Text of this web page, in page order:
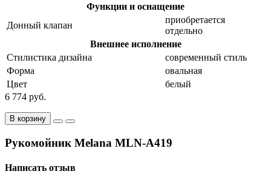
Функции и оснащение
Донный клапан
приобретается
отдельно
Внешнее исполнение
Стилистика дизайна
современный стиль
Форма
овальная
Цвет
белый
6 774 руб.
В корзину
Рукомойник Melana MLN-A419
Написать отзыв